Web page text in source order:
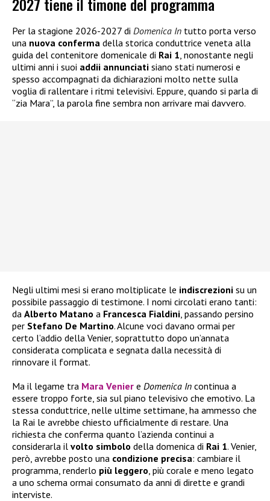
Per la stagione 2026-2027 di Domenica In tutto porta verso
una nuova conferma della storica conduttrice veneta alla
guida del contenitore domenicale di Rai 1 , nonostante negli
ultimi anni i suoi addii annunciati siano stati numerosi e
spesso accompagnati da dichiarazioni molto nette sulla
voglia di rallentare i ritmi televisivi. Eppure, quando si parla di
“zia Mara”, la parola fine sembra non arrivare mai davvero.
Negli ultimi mesi si erano moltiplicate le indiscrezioni su un
possibile passaggio di testimone. I nomi circolati erano tanti:
da Alberto Matano a Francesca Fialdini , passando persino
per Stefano De Martino. Alcune voci davano ormai per
certo l’addio della Venier, soprattutto dopo un’annata
considerata complicata e segnata dalla necessità di
rinnovare il format.
Ma il legame tra Mara Venier e Domenica In continua a
essere troppo forte, sia sul piano televisivo che emotivo. La
stessa conduttrice, nelle ultime settimane, ha ammesso che
la Rai le avrebbe chiesto ufficialmente di restare. Una
richiesta che conferma quanto l’azienda continui a
considerarla il volto simbolo della domenica di Rai 1. Venier,
però, avrebbe posto una condizione precisa: cambiare il
programma, renderlo più leggero , più corale e meno legato
a uno schema ormai consumato da anni di dirette e grandi
interviste.